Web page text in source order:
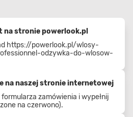
na stronie powerlook.pl
https://powerlook.pl/wlosy-
odzywka-do-wlosow-
na naszej stronie internetowej
zamówienia i wypełnij
na czerwono).